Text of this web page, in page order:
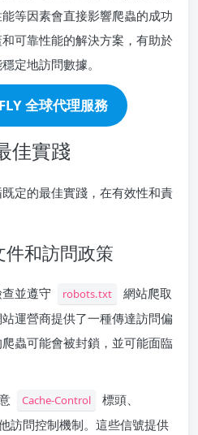
等因素會直接影響爬蟲的成功
可靠性能的解決方案，有助於
定地訪問數據。
全球代理服務
佳實踐
定的最佳實踐，在有效性和責
和訪問政策
並遵守 robots.txt
網站爬取
運營商提供了一種傳達訪問偏
蟲可能會被封鎖，並可能面臨
Cache-Control 標頭、
訪問控制機制。這些信號提供